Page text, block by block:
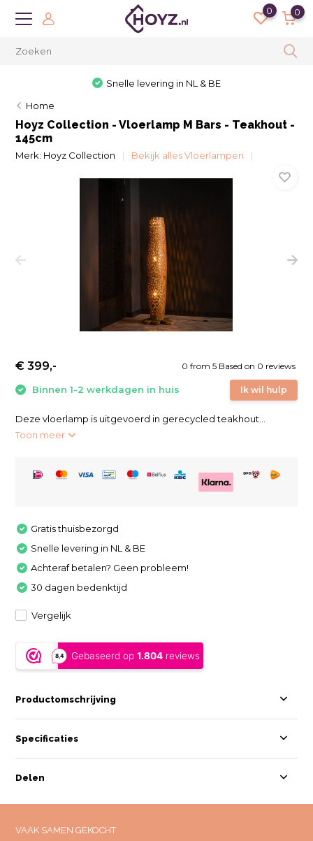
0 0
Snelle levering in NL & BE
Home
Hoyz Collection - Vloerlamp M Bars - Teakhout -
145cm
Merk: Hoyz Collection Bekijk alles Vloerlampen
0 from 5 Based on 0 reviews
Ik wil hulp
€ 399,-
Binnen 1-2 werkdagen in huis
Deze vloerlamp is uitgevoerd in gerecycled teakhout...
Toon meer
Gratis thuisbezorgd
Snelle levering in NL & BE
Achteraf betalen? Geen probleem!
30 dagen bedenktijd
Vergelijk
Productomschrijving
Specificaties
Delen
VAAK SAMEN GEKOCHT